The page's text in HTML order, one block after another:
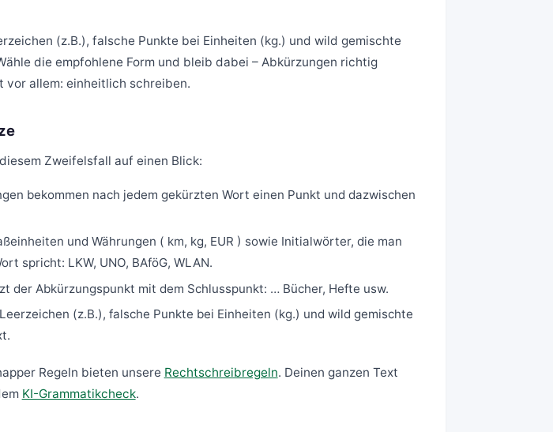
(z.B.), falsche Punkte bei Einheiten (kg.) und wild gemischte
die empfohlene Form und bleib dabei – Abkürzungen richtig
vor allem: einheitlich schreiben.
Zweifelsfall auf einen Blick:
bekommen nach jedem gekürzten Wort einen Punkt und dazwischen
und Währungen ( km, kg, EUR ) sowie Initialwörter, die man
spricht: LKW, UNO, BAföG, WLAN.
der Abkürzungspunkt mit dem Schlusspunkt: … Bücher, Hefte usw.
(z.B.), falsche Punkte bei Einheiten (kg.) und wild gemischte
Regeln bieten unsere Rechtschreibregeln. Deinen ganzen Text
KI-Grammatikcheck.